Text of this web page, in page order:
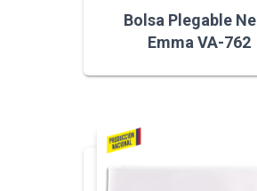
Bolsa Plegable
Emma VA-762